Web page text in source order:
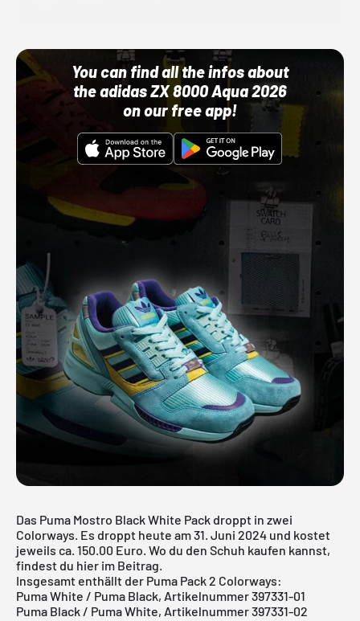
You can find all the infos about
the adidas ZX 8000 Aqua 2026
on our free app!
Das Puma Mostro Black White Pack droppt in zwei
Colorways. Es droppt heute am 31. Juni 2024 und kostet
jeweils ca. 150.00 Euro. Wo du den Schuh kaufen kannst,
findest du hier im Beitrag.
Insgesamt enthällt der Puma Pack 2 Colorways:
Puma White / Puma Black, Artikelnummer 397331-01
Puma Black / Puma White, Artikelnummer 397331-02